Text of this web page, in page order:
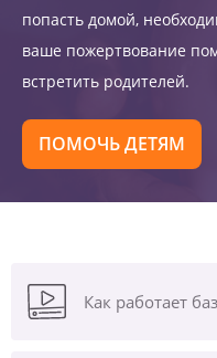
попасть домой,
ваше пожертвование
встретить родителей.
ПОМОЧЬ ДЕТЯМ
Как работает